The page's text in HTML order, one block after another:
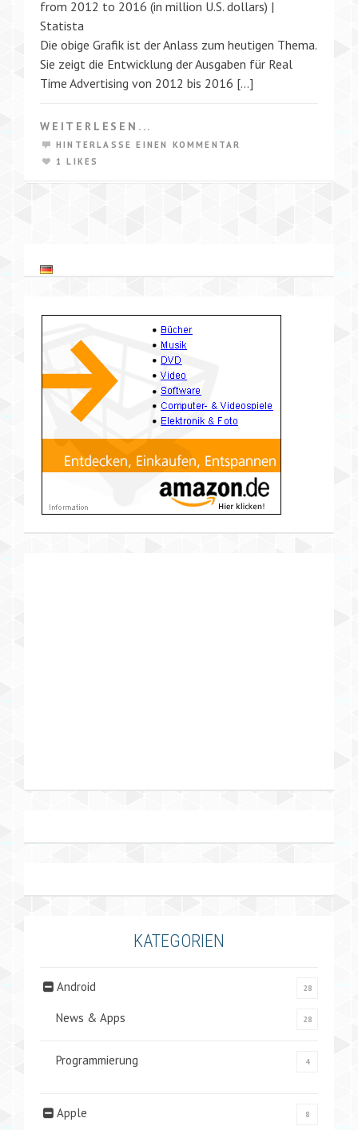
Die obige Grafik ist der Anlass zum heutigen Thema.
Sie zeigt die Entwicklung der Ausgaben für Real
Time Advertising von 2012 bis 2016 […]
WEITERLESEN...
HINTERLASSE EINEN KOMMENTAR
1 LIKES
KATEGORIEN
Android 28
News & Apps 28
Programmierung 4
Apple 8